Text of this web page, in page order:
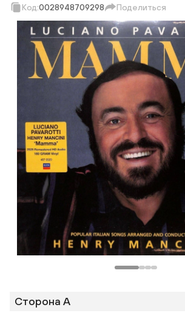
Код:0028948709298 Поделиться
Скопировать ссылку
Вотсап
Телеграм
Макс
ВКонтакте
Одноклассники
Сторона A